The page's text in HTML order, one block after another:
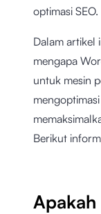
optimasi SEO.
Dalam artikel
mengapa
untuk mesin
Berikut
Apakah